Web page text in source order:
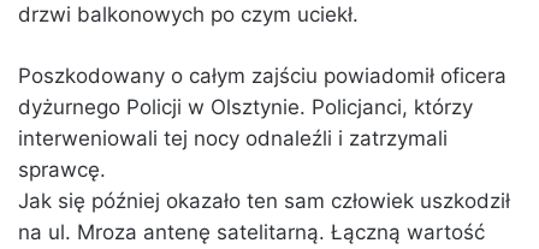
drzwi balkonowych po czym uciekł.
Poszkodowany o całym zajściu powiadomił oficera
dyżurnego Policji w Olsztynie. Policjanci, którzy
interweniowali tej nocy odnaleźli i zatrzymali
sprawcę.
Jak się później okazało ten sam człowiek uszkodził
na ul. Mroza antenę satelitarną. Łączną wartość